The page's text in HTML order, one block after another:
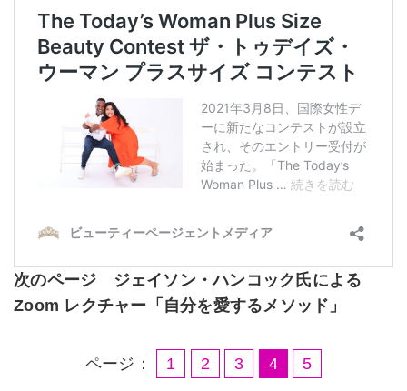
次のページ
ジェイソン・ハンコック氏による
Zoom レクチャー「自分を愛するメソッド」
ページ： 1 2 3 4 5